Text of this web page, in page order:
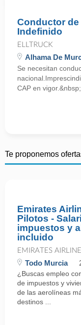
Conductor de
Indefinido
ELLTRUCK
Alhama De
Se necesitan
CAP en vigor.&nbsp;
Te proponemos
Emirates
Pilotos -
impuestos y
incluido
EMIRATES AIRLINE
Todo Murcia
¿Buscas empleo
de impuestos y
de las aerolíneas
destinos ...